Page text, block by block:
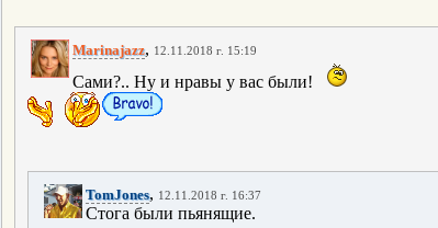
Marinajazz, 12.11.2018 г. 15:19
Сами?.. Ну и нравы у вас были!
TomJones, 12.11.2018 г. 16:37
Стога были пьянящие.